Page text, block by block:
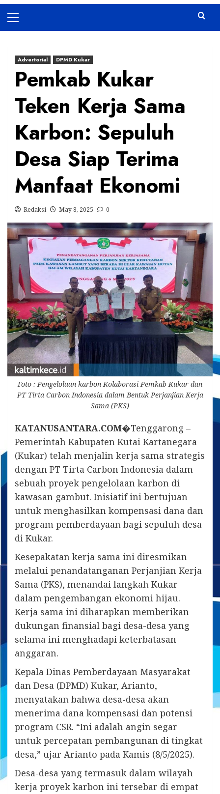
Menu
Advertorial DPMD Kukar
Pemkab Kukar
Teken Kerja Sama
Karbon: Sepuluh
Desa Siap Terima
Manfaat Ekonomi
Redaksi May 8, 2025 0
Foto : Pengelolaan karbon Kolaborasi Pemkab Kukar dan
PT Tirta Carbon Indonesia dalam Bentuk Perjanjian Kerja
Sama (PKS)
KATANUSANTARA.COM�Tenggarong –
Pemerintah Kabupaten Kutai Kartanegara
(Kukar) telah menjalin kerja sama strategis
dengan PT Tirta Carbon Indonesia dalam
sebuah proyek pengelolaan karbon di
kawasan gambut. Inisiatif ini bertujuan
untuk menghasilkan kompensasi dana dan
program pemberdayaan bagi sepuluh desa
di Kukar.
Kesepakatan kerja sama ini diresmikan
melalui penandatanganan Perjanjian Kerja
Sama (PKS), menandai langkah Kukar
dalam pengembangan ekonomi hijau.
Kerja sama ini diharapkan memberikan
dukungan finansial bagi desa-desa yang
selama ini menghadapi keterbatasan
anggaran.
Kepala Dinas Pemberdayaan Masyarakat
dan Desa (DPMD) Kukar, Arianto,
menyatakan bahwa desa-desa akan
menerima dana kompensasi dan potensi
program CSR. “Ini adalah angin segar
untuk percepatan pembangunan di tingkat
desa,” ujar Arianto pada Kamis (8/5/2025).
Desa-desa yang termasuk dalam wilayah
kerja proyek karbon ini tersebar di empat